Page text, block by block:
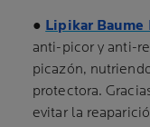
● Lipikar Baume
anti-picor y anti-
picazón,
protectora.
evitar la